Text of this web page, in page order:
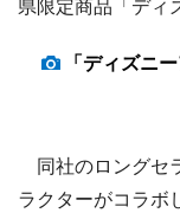
県限定商品「ディ
「ディズニ
同社のロングセ
ラクターがコラボ